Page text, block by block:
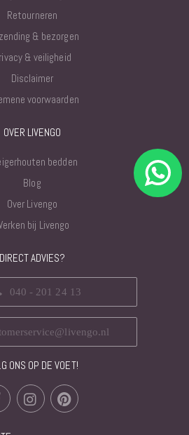
Retourneren
& bezorgen
& veiligheid
Disclaimer
voorwaarden
OVER LIVENGO
bedden
Blog
Over Livengo
bij Livengo
DIRECT ADVIES?
040 - 201 24 13
ONS OP DE VOET!